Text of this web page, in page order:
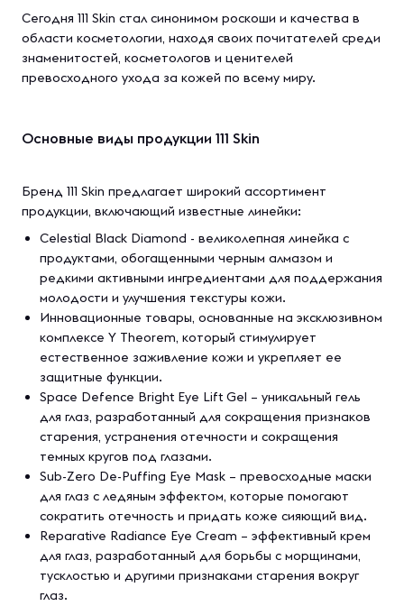
Сегодня 111 Skin стал синонимом роскоши и качества в
области косметологии, находя своих почитателей среди
знаменитостей, косметологов и ценителей
превосходного ухода за кожей по всему миру.
Основные виды продукции 111 Skin
Бренд 111 Skin предлагает широкий ассортимент
продукции, включающий известные линейки:
Celestial Black Diamond - великолепная линейка с
продуктами, обогащенными черным алмазом и
редкими активными ингредиентами для поддержания
молодости и улучшения текстуры кожи.
Инновационные товары, основанные на эксклюзивном
комплексе Y Theorem, который стимулирует
естественное заживление кожи и укрепляет ее
защитные функции.
Space Defence Bright Eye Lift Gel – уникальный гель
для глаз, разработанный для сокращения признаков
старения, устранения отечности и сокращения
темных кругов под глазами.
Sub-Zero De-Puffing Eye Mask – превосходные маски
для глаз с ледяным эффектом, которые помогают
сократить отечность и придать коже сияющий вид.
Reparative Radiance Eye Cream – эффективный крем
для глаз, разработанный для борьбы с морщинами,
тусклостью и другими признаками старения вокруг
глаз.